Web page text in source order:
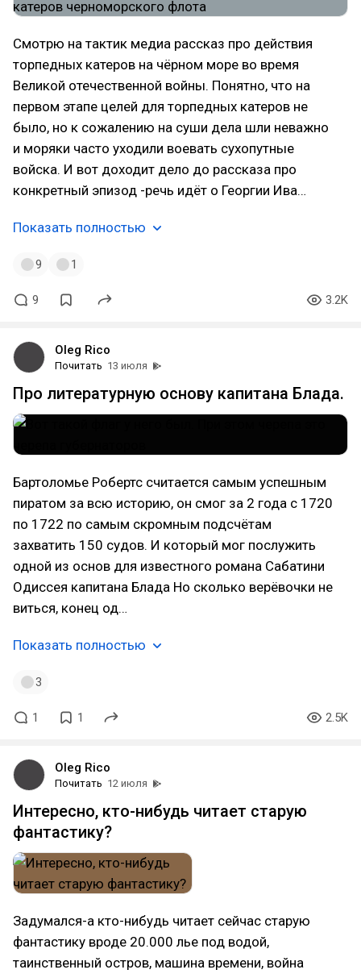
Смотрю на тактик медиа рассказ про действия
торпедных катеров на чёрном море во время
Великой отечественной войны. Понятно, что на
первом этапе целей для торпедных катеров не
было, но к сожалению на суши дела шли неважно
и моряки часто уходили воевать сухопутные
войска. И вот доходит дело до рассказа про
конкретный эпизод -речь идёт о Георгии Ива…
Показать полностью
9 1
9 3.2K
Oleg Rico
Почитать 13 июля
Про литературную основу капитана Блада.
Бартоломье Робертс считается самым успешным
пиратом за всю историю, он смог за 2 года с 1720
по 1722 по самым скромным подсчётам
захватить 150 судов. И который мог послужить
одной из основ для известного романа Сабатини
Одиссея капитана Блада Но сколько верёвочки не
виться, конец од…
Показать полностью
3
1 1 2.5K
Oleg Rico
Почитать 12 июля
Интересно, кто-нибудь читает старую
фантастику?
Задумался-а кто-нибудь читает сейчас старую
фантастику вроде 20.000 лье под водой,
таинственный остров, машина времени, война